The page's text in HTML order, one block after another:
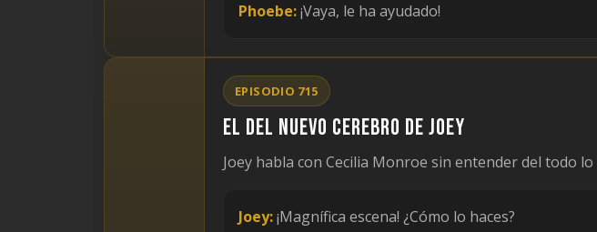
Phoebe:¡Vaya, le ha ayudado!
EPISODIO 715
El del nuevo cerebro de Joey
Joey habla con Cecilia Monroe sin entender del todo
Joey:¡Magnífica escena! ¿Cómo lo haces?